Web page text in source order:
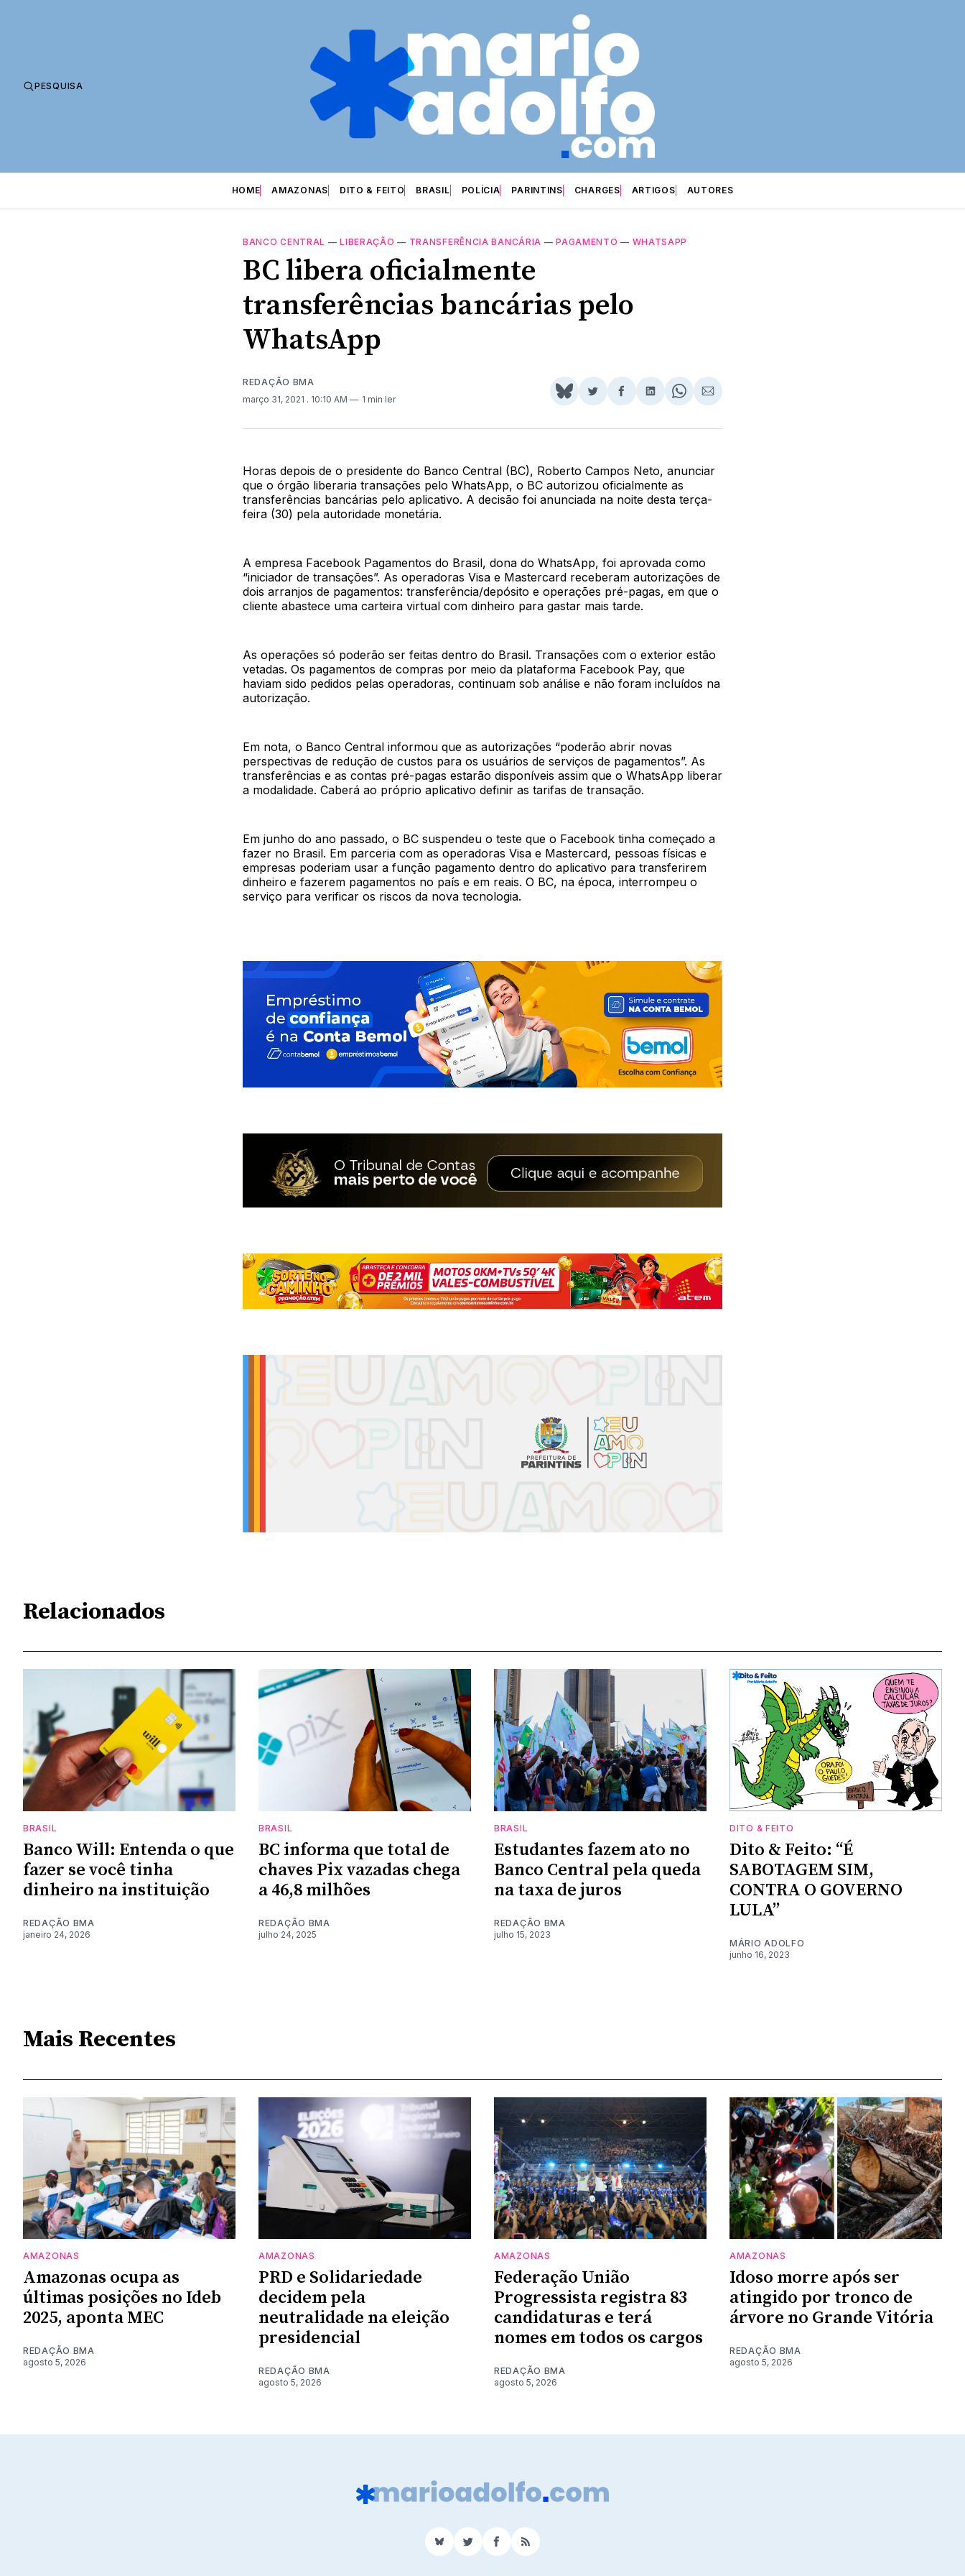
PESQUISA
HOME AMAZONAS DITO & FEITO BRASIL POLÍCIA PARINTINS CHARGES ARTIGOS AUTORES
BANCO CENTRAL —LIBERAÇÃO — TRANSFERÊNCIA BANCÁRIA —PAGAMENTO — WHATSAPP
BC libera oficialmente
transferências bancárias pelo
WhatsApp
REDAÇÃO BMA
março 31, 2021 . 10:10 AM 1 min ler
Share
BlueSky
Compartilhar
Twitter
Compartilhar
Facebook
Compartilhar
LinkedIn
Share
WhatsApp
Compartilhar
Email
Horas depois de o presidente do Banco Central (BC), Roberto Campos Neto, anunciar
que o órgão liberaria transações pelo WhatsApp, o BC autorizou oficialmente as
transferências bancárias pelo aplicativo. A decisão foi anunciada na noite desta terça-
feira (30) pela autoridade monetária.
A empresa Facebook Pagamentos do Brasil, dona do WhatsApp, foi aprovada como
“iniciador de transações”. As operadoras Visa e Mastercard receberam autorizações de
dois arranjos de pagamentos: transferência/depósito e operações pré-pagas, em que o
cliente abastece uma carteira virtual com dinheiro para gastar mais tarde.
As operações só poderão ser feitas dentro do Brasil. Transações com o exterior estão
vetadas. Os pagamentos de compras por meio da plataforma Facebook Pay, que
haviam sido pedidos pelas operadoras, continuam sob análise e não foram incluídos na
autorização.
Em nota, o Banco Central informou que as autorizações “poderão abrir novas
perspectivas de redução de custos para os usuários de serviços de pagamentos”. As
transferências e as contas pré-pagas estarão disponíveis assim que o WhatsApp liberar
a modalidade. Caberá ao próprio aplicativo definir as tarifas de transação.
Em junho do ano passado, o BC suspendeu o teste que o Facebook tinha começado a
fazer no Brasil. Em parceria com as operadoras Visa e Mastercard, pessoas físicas e
empresas poderiam usar a função pagamento dentro do aplicativo para transferirem
dinheiro e fazerem pagamentos no país e em reais. O BC, na época, interrompeu o
serviço para verificar os riscos da nova tecnologia.
Relacionados
BRASIL
Banco Will: Entenda o que
fazer se você tinha
dinheiro na instituição
REDAÇÃO BMA
janeiro 24, 2026
BRASIL
BC informa que total de
chaves Pix vazadas chega
a 46,8 milhões
REDAÇÃO BMA
julho 24, 2025
BRASIL
Estudantes fazem ato no
Banco Central pela queda
na taxa de juros
REDAÇÃO BMA
julho 15, 2023
DITO & FEITO
Dito & Feito: “É
SABOTAGEM SIM,
CONTRA O GOVERNO
LULA”
MÁRIO ADOLFO
junho 16, 2023
Mais Recentes
AMAZONAS
Amazonas ocupa as
últimas posições no Ideb
2025, aponta MEC
REDAÇÃO BMA
agosto 5, 2026
AMAZONAS
PRD e Solidariedade
decidem pela
neutralidade na eleição
presidencial
REDAÇÃO BMA
agosto 5, 2026
AMAZONAS
Federação União
Progressista registra 83
candidaturas e terá
nomes em todos os cargos
REDAÇÃO BMA
agosto 5, 2026
AMAZONAS
Idoso morre após ser
atingido por tronco de
árvore no Grande Vitória
REDAÇÃO BMA
agosto 5, 2026
BlueSkyTwitterFacebook
RSS